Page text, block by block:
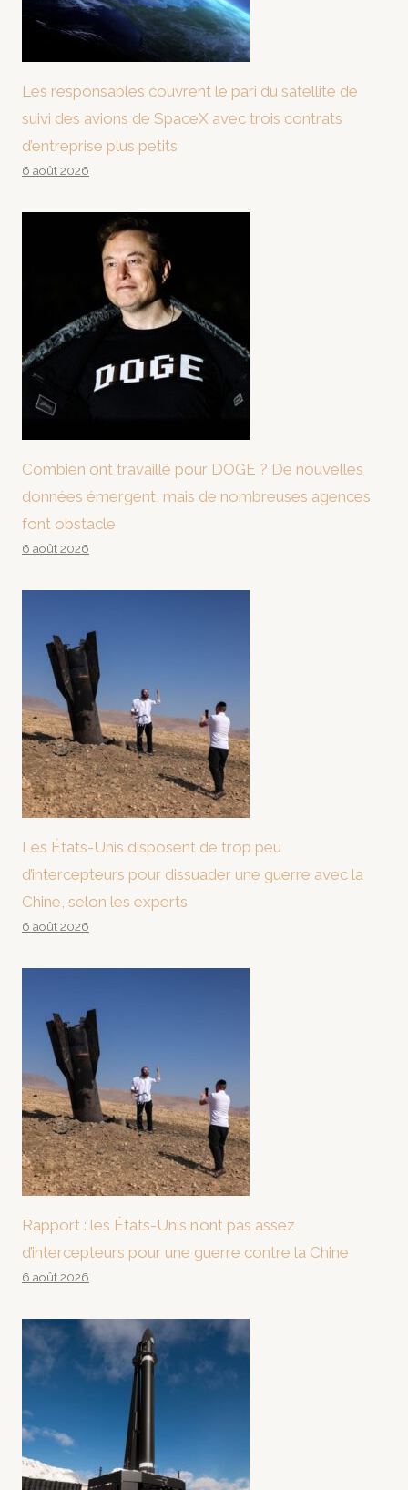
Les responsables couvrent le pari du satellite de
suivi des avions de SpaceX avec trois contrats
d’entreprise plus petits
6 août 2026
Combien ont travaillé pour DOGE ? De nouvelles
données émergent, mais de nombreuses agences
font obstacle
6 août 2026
Les États-Unis disposent de trop peu
d’intercepteurs pour dissuader une guerre avec la
Chine, selon les experts
6 août 2026
Rapport : les États-Unis n’ont pas assez
d’intercepteurs pour une guerre contre la Chine
6 août 2026